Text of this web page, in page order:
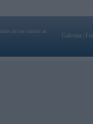
un nav saistīts ar
Galvena